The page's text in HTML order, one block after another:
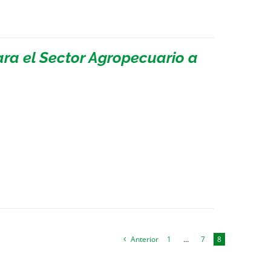
el Sector Agropecuario a
Anterior 1 … 7 8